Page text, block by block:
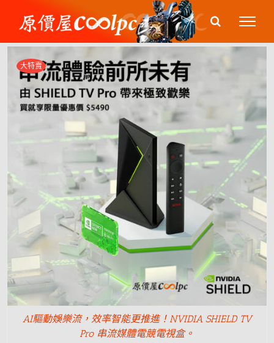
content
大特賣
AI驅動娛樂流，效率智能更推進！NVIDIA SHIELD TV
Pro 串流媒體電競電視盒。